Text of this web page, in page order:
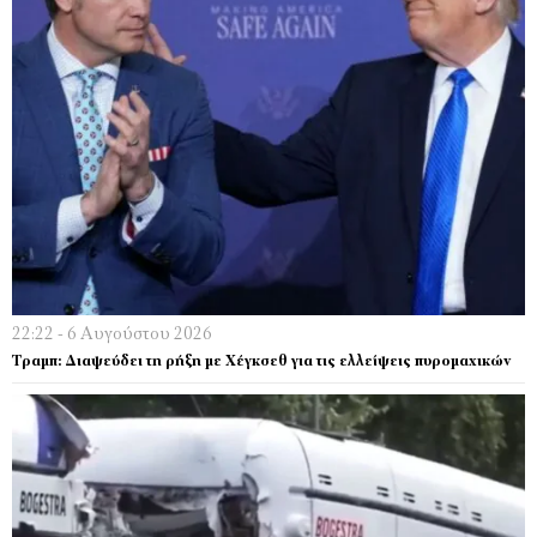
22:22 - 6 Αυγούστου 2026
Τραμπ: Διαψεύδει τη ρήξη με Χέγκσεθ για τις ελλείψεις πυρομαχικών